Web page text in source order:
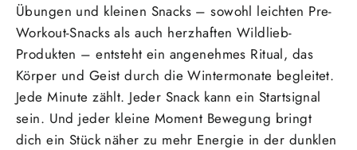
Übungen und kleinen Snacks – sowohl leichten Pre-
Workout-Snacks als auch herzhaften Wildlieb-
Produkten – entsteht ein angenehmes Ritual, das
Körper und Geist durch die Wintermonate begleitet.
Jede Minute zählt. Jeder Snack kann ein Startsignal
sein. Und jeder kleine Moment Bewegung bringt
dich ein Stück näher zu mehr Energie in der dunklen